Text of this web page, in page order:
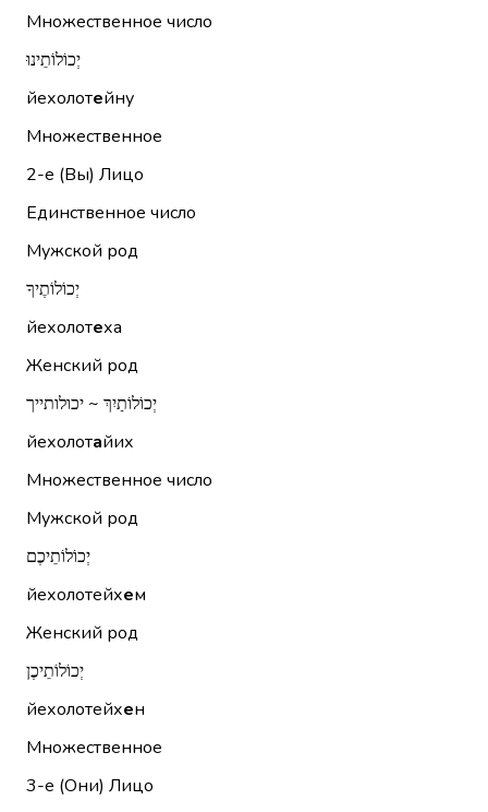
Множественное число
יְכוֹלוֹתֵינוּ
йехолотейну
Множественное
2-е (Вы) Лицо
Единственное число
Мужской род
יְכוֹלוֹתֶיךָ
йехолотеха
Женский род
יְכוֹלוֹתַיִךְ ~ יכולותייך
йехолотайих
Множественное число
Мужской род
יְכוֹלוֹתֵיכֶם
йехолотейхем
Женский род
יְכוֹלוֹתֵיכֶן
йехолотейхен
Множественное
3-е (Они) Лицо